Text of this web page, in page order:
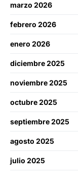
marzo 2026
febrero 2026
enero 2026
diciembre 2025
noviembre 2025
octubre 2025
septiembre 2025
agosto 2025
julio 2025